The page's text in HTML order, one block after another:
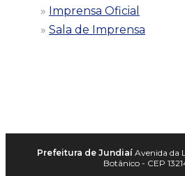
Imprensa Oficial
Sala de Imprensa
Prefeitura de Jundiaí Avenida da
Botânico - CEP